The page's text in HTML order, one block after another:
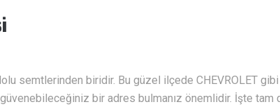
semtlerinden biridir. Bu güzel ilçede CHEVROLET
güvenebileceğiniz bir adres bulmanız önemlidir. İşte